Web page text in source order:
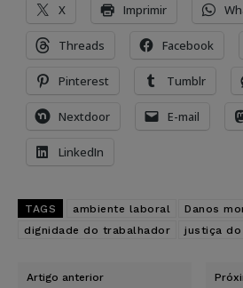
X Imprimir
Threads Facebook
Pinterest Tumblr
Nextdoor E-mail
LinkedIn
TAGS ambiente laboral
Danos
dignidade do trabalhador
justiça
Artigo anterior